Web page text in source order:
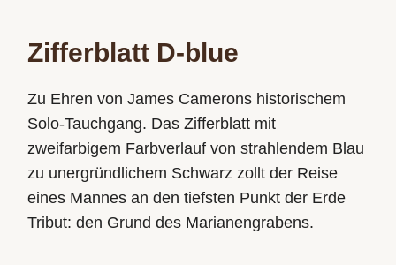
Zifferblatt D-blue
Zu Ehren von James Camerons historischem
Solo-Tauchgang. Das Zifferblatt mit
zweifarbigem Farbverlauf von strahlendem Blau
zu unergründlichem Schwarz zollt der Reise
eines Mannes an den tiefsten Punkt der Erde
Tribut: den Grund des Marianengrabens.